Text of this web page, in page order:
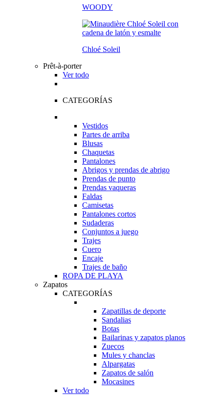
WOODY
Chloé Soleil
Prêt-à-porter
Ver todo
CATEGORÍAS
Vestidos
Partes de arriba
Blusas
Chaquetas
Pantalones
Abrigos y prendas de abrigo
Prendas de punto
Prendas vaqueras
Faldas
Camisetas
Pantalones cortos
Sudaderas
Conjuntos a juego
Trajes
Cuero
Encaje
Trajes de baño
ROPA DE PLAYA
Zapatos
CATEGORÍAS
Zapatillas de deporte
Sandalias
Botas
Bailarinas y zapatos planos
Zuecos
Mules y chanclas
Alpargatas
Zapatos de salón
Mocasines
Ver todo